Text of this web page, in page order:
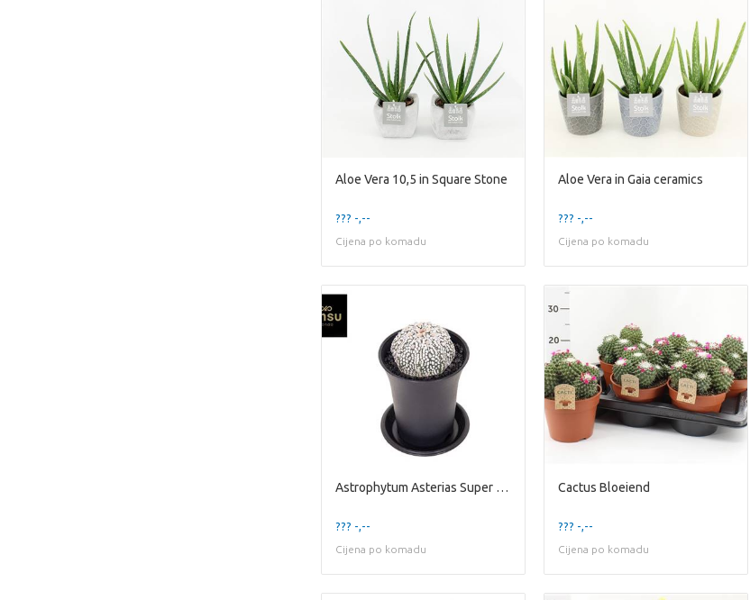
Aloe Vera 10,5 in Square Stone
??? -,--
Cijena po komadu
Aloe Vera in Gaia ceramics
??? -,--
Cijena po komadu
Astrophytum Asterias Super Kabuto
??? -,--
Cijena po komadu
Cactus Bloeiend
??? -,--
Cijena po komadu